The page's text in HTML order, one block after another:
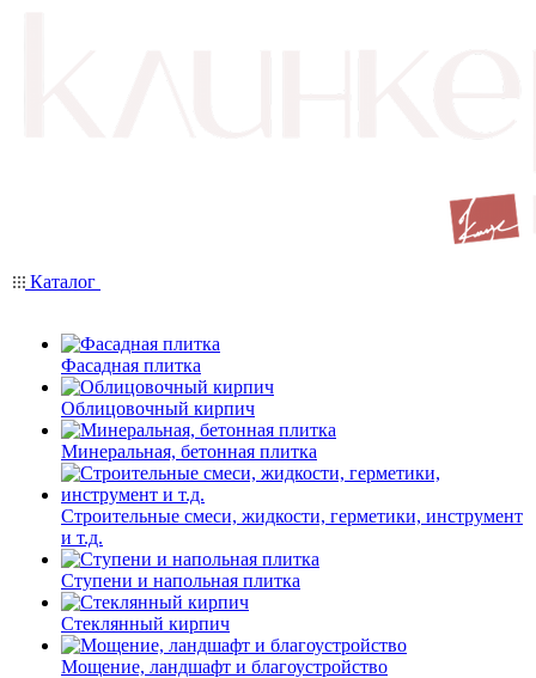
Каталог
Фасадная плитка
Облицовочный кирпич
Минеральная, бетонная плитка
Строительные смеси, жидкости, герметики, инструмент
и т.д.
Ступени и напольная плитка
Cтеклянный кирпич
Мощение, ландшафт и благоустройство